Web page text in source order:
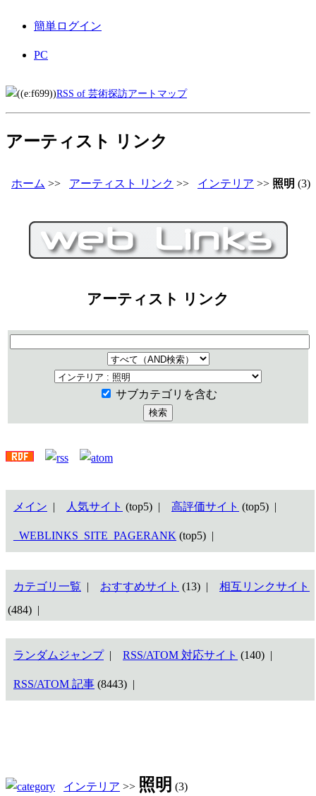
簡単ログイン
PC
RSS of 芸術探訪アートマップ
アーティスト リンク
ホーム >> アーティスト リンク >> インテリア >> 照明 (3)
アーティスト リンク
サブカテゴリを含む
メイン | 人気サイト (top5) | 高評価サイト (top5) |
_WEBLINKS_SITE_PAGERANK (top5) |
カテゴリ一覧 | おすすめサイト (13) |
相互リンクサイト
(484) |
ランダムジャンプ| RSS/ATOM 対応サイト (140) |
RSS/ATOM 記事 (8443) |
インテリア >> 照明 (3)